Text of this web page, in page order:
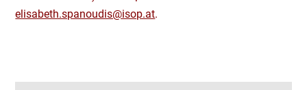
elisabeth.spanoudis@isop.at.